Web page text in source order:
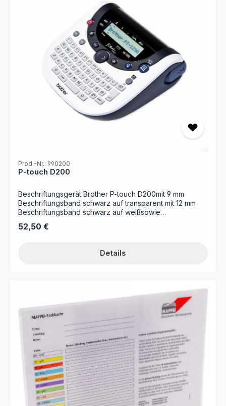
Prod.-Nr.: 990200
P-touch D200
Beschriftungsgerät Brother P-touch D200mit 9 mm
Beschriftungsband schwarz auf transparent mit 12 mm
Beschriftungsband schwarz auf weißsowie
Regulärer Preis:
52,50 €
Details